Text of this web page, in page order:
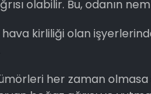
olabilir. Bu, odanın
kirliliği olan
her zaman